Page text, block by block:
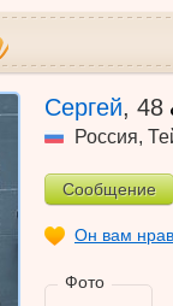
Сергей, 48
Россия,
Сообщение
Он вам
Фото